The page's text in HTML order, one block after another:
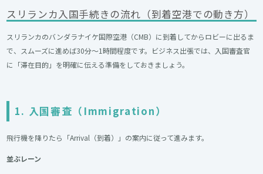
スリランカ入国手続きの流れ（到着空港での動き方）
スリランカのバンダラナイケ国際空港（CMB）に到着してからロビーに出るま
で、スムーズに進めば30分〜1時間程度です。ビジネス出張では、入国審査官
に「滞在目的」を明確に伝える準備をしておきましょう。
1. 入国審査（Immigration）
飛行機を降りたら「Arrival（到着）」の案内に従って進みます。
並ぶレーン